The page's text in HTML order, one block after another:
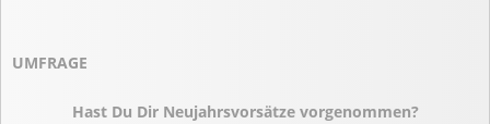
UMFRAGE
Hast Du Dir Neujahrsvorsätze vorgenommen?